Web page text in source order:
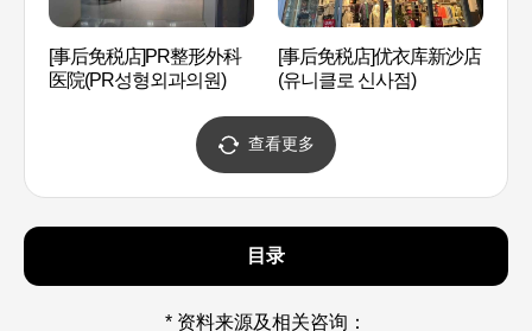
[事后免税店]PR整形外科
医院(PR성형외과의원)
[事后免税店]优衣库新沙店
(유니클로 신사점)
查看更多
目录
* 资料来源及相关咨询：